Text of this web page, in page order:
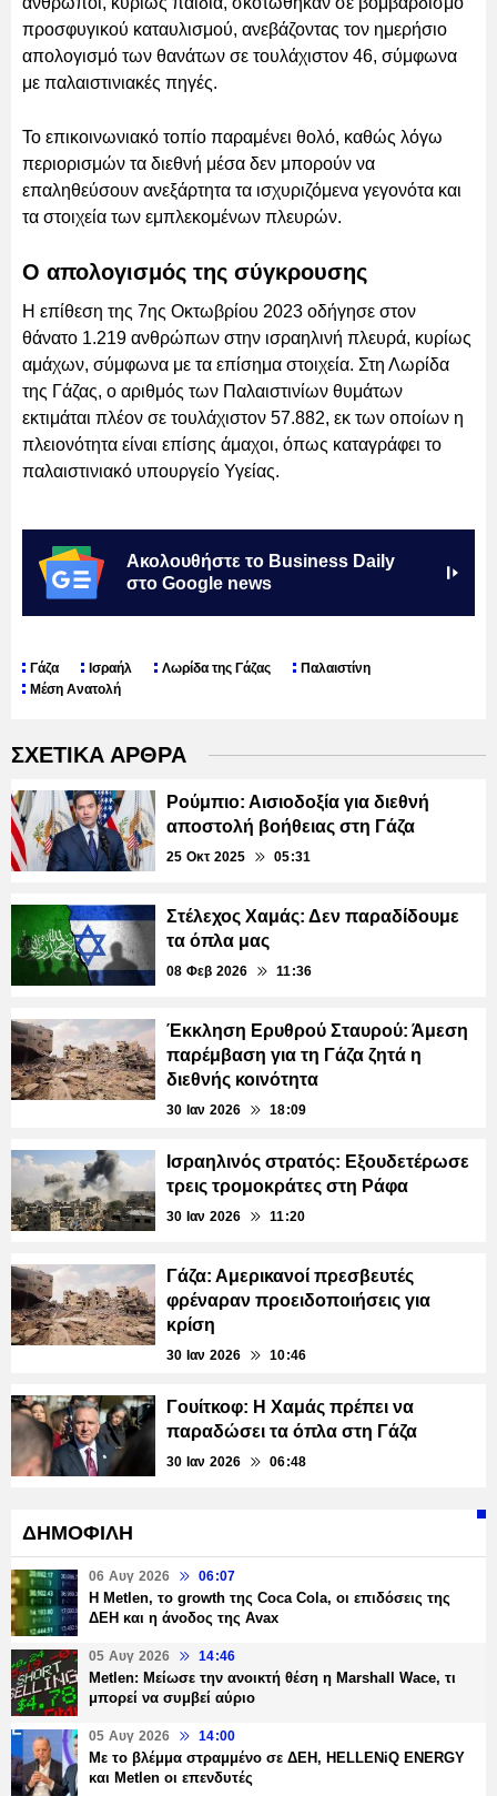
προσφυγικού καταυλισμού, ανεβάζοντας τον ημερήσιο
απολογισμό των θανάτων σε τουλάχιστον 46, σύμφωνα
με παλαιστινιακές πηγές.
Το επικοινωνιακό τοπίο παραμένει θολό, καθώς λόγω
περιορισμών τα διεθνή μέσα δεν μπορούν να
επαληθεύσουν ανεξάρτητα τα ισχυριζόμενα γεγονότα και
τα στοιχεία των εμπλεκομένων πλευρών.
Ο απολογισμός της σύγκρουσης
Η επίθεση της 7ης Οκτωβρίου 2023 οδήγησε στον
θάνατο 1.219 ανθρώπων στην ισραηλινή πλευρά, κυρίως
αμάχων, σύμφωνα με τα επίσημα στοιχεία. Στη Λωρίδα
της Γάζας, ο αριθμός των Παλαιστινίων θυμάτων
εκτιμάται πλέον σε τουλάχιστον 57.882, εκ των οποίων η
πλειονότητα είναι επίσης άμαχοι, όπως καταγράφει το
παλαιστινιακό υπουργείο Υγείας.
Ακολουθήστε το Business Daily
στο Google news
Γάζα Ισραήλ Λωρίδα της Γάζας
Παλαιστίνη
Μέση Ανατολή
ΣΧΕΤΙΚΑ ΑΡΘΡΑ
Ρούμπιο: Αισιοδοξία για διεθνή
αποστολή βοήθειας στη Γάζα
25 Οκτ 2025 05:31
Στέλεχος Χαμάς: Δεν παραδίδουμε
τα όπλα μας
08 Φεβ 2026 11:36
Έκκληση Ερυθρού Σταυρού: Άμεση
παρέμβαση για τη Γάζα ζητά η
διεθνής κοινότητα
30 Ιαν 2026 18:09
Ισραηλινός στρατός: Εξουδετέρωσε
τρεις τρομοκράτες στη Ράφα
30 Ιαν 2026 11:20
Γάζα: Αμερικανοί πρεσβευτές
φρέναραν προειδοποιήσεις για
κρίση
30 Ιαν 2026 10:46
Γουίτκοφ: Η Χαμάς πρέπει να
παραδώσει τα όπλα στη Γάζα
30 Ιαν 2026 06:48
ΔΗΜΟΦΙΛΗ
06 Αυγ 2026 06:07
H Metlen, το growth της Coca Cola, οι επιδόσεις της
ΔΕΗ και η άνοδος της Avax
05 Αυγ 2026 14:46
Metlen: Μείωσε την ανοικτή θέση η Marshall Wace, τι
μπορεί να συμβεί αύριο
05 Αυγ 2026 14:00
Με το βλέμμα στραμμένο σε ΔΕΗ, HELLENiQ ENERGY
και Metlen οι επενδυτές